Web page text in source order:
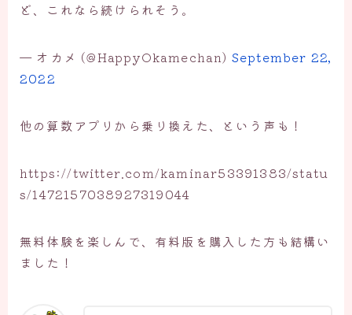
ど、これなら続けられそう。
— オカメ (@HappyOkamechan) September 22,
2022
他の算数アプリから乗り換えた、という声も！
https://twitter.com/kaminar53391383/statu
s/1472157038927319044
無料体験を楽しんで、有料版を購入した方も結構い
ました！